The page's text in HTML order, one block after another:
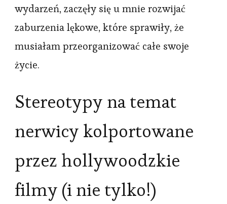
wydarzeń, zaczęły się u mnie rozwijać
zaburzenia lękowe, które sprawiły, że
musiałam przeorganizować całe swoje
życie.
Stereotypy na temat
nerwicy kolportowane
przez hollywoodzkie
filmy (i nie tylko!)